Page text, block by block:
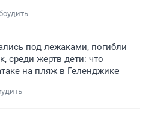
под лежаками, погибли
среди жертв дети: что
на пляж в Геленджике